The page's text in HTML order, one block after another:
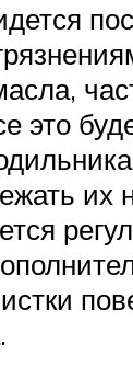
это
их